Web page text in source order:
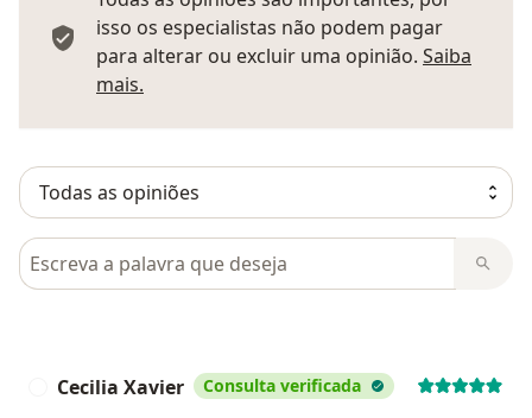
isso os especialistas não podem pagar
para alterar ou excluir uma opinião. Saiba
mais.
Pesquisar em opiniões
Cecilia Xavier Consulta verificada